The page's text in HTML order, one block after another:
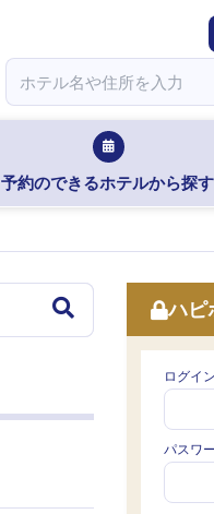
予約のできるホテルから探す
ハピ
ログイ
パスワ